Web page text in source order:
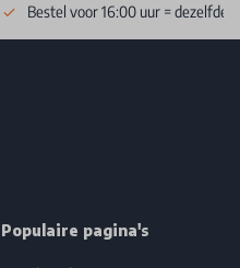
Bestel voor 16:00 uur = dezelfde
Populaire pagina's